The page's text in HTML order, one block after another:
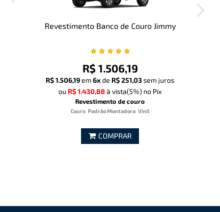
Revestimento Banco de Couro Jimmy
R$ 1.506,19
R$ 1.506,19em6xde R$ 251,03sem juros
ou R$ 1.430,88 à vista(5%) no Pix
Revestimento de couro
Couro Padrão Montadora Vinil
COMPRAR